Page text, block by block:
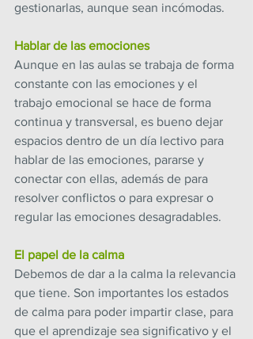
gestionarlas, aunque sean incómodas.
Hablar de las emociones
Aunque en las aulas se trabaja de forma
constante con las emociones y el
trabajo emocional se hace de forma
continua y transversal, es bueno dejar
espacios dentro de un día lectivo para
hablar de las emociones, pararse y
conectar con ellas, además de para
resolver conflictos o para expresar o
regular las emociones desagradables.
El papel de la calma
Debemos de dar a la calma la relevancia
que tiene. Son importantes los estados
de calma para poder impartir clase, para
que el aprendizaje sea significativo y el